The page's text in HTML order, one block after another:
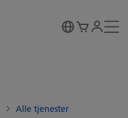
Alle tjenester